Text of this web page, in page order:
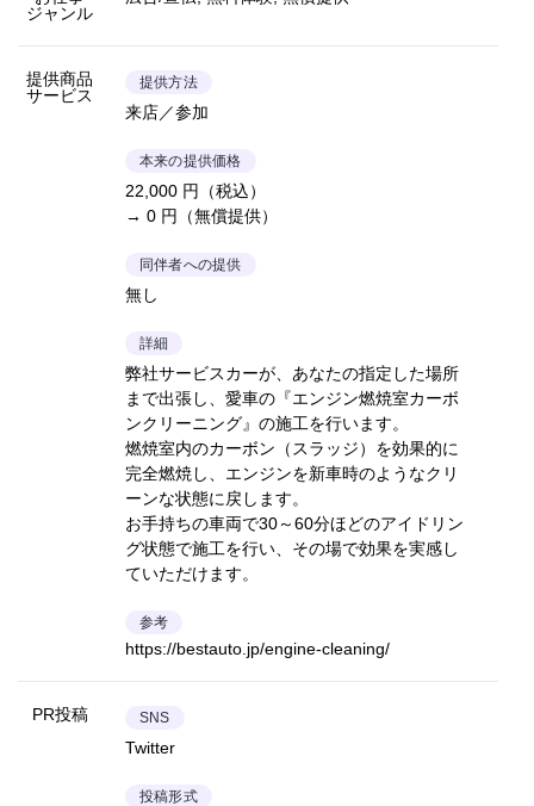
ジャンル
提供商品
サービス
提供方法
来店／参加
本来の提供価格
22,000 円（税込）
→ 0 円（無償提供）
同伴者への提供
無し
詳細
弊社サービスカーが、あなたの指定した場所
まで出張し、愛車の『エンジン燃焼室カーボ
ンクリーニング』の施工を行います。
燃焼室内のカーボン（スラッジ）を効果的に
完全燃焼し、エンジンを新車時のようなクリ
ーンな状態に戻します。
お手持ちの車両で30～60分ほどのアイドリン
グ状態で施工を行い、その場で効果を実感し
ていただけます。
参考
https://bestauto.jp/engine-cleaning/
PR投稿 SNS
Twitter
投稿形式